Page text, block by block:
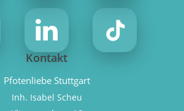
Kontakt
Pfotenliebe Stuttgart
Inh. Isabel Scheu